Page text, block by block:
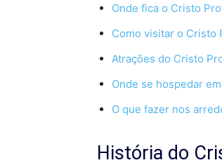
Onde fica o Cristo
Como visitar o Cristo
Atrações do Cristo
Onde se hospedar
O que fazer nos
História do